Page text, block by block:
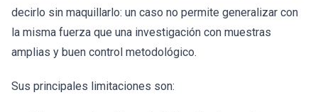
decirlo sin maquillarlo: un caso no permite generalizar con
la misma fuerza que una investigación con muestras
amplias y buen control metodológico.
Sus principales limitaciones son: